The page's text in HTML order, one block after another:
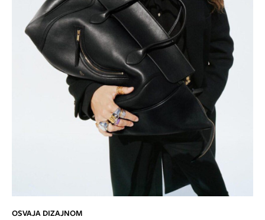
OSVAJA DIZAJNOM